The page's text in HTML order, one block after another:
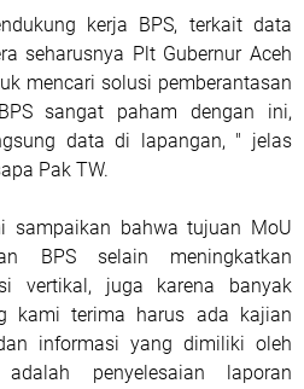
kerja BPS, terkait data
seharusnya Plt Gubernur Aceh
mencari solusi pemberantasan
sangat paham dengan ini,
data di lapangan, " jelas
Pak TW.
sampaikan bahwa tujuan MoU
BPS selain meningkatkan
vertikal, juga karena banyak
kami terima harus ada kajian
informasi yang dimiliki oleh
penyelesaian laporan